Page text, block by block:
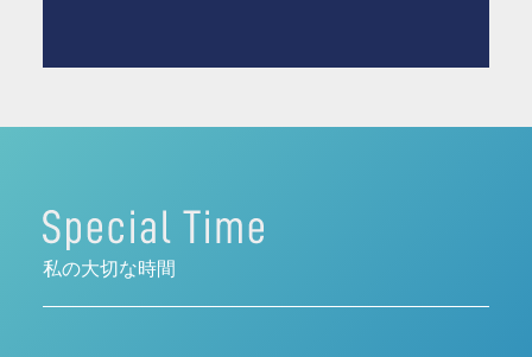
私の大切な時間